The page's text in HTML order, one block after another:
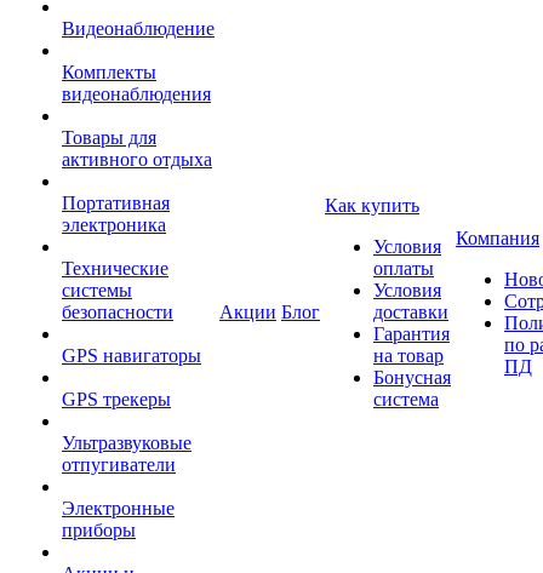
Видеонаблюдение
Комплекты
видеонаблюдения
Товары для
активного отдыха
Портативная
электроника
Технические
системы
безопасности
GPS навигаторы
GPS трекеры
Ультразвуковые
отпугиватели
Электронные
приборы
Акции Блог
Как купить
Условия
оплаты
Условия
доставки
Гарантия
на товар
Бонусная
система
Компания
по
ПД